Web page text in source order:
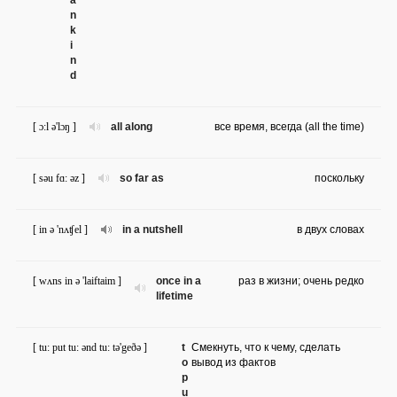
n
k
i
n
d
all along
[ ɔ:l ə'lɔŋ ] все время, всегда (all the time)
so far as
[ səu fɑ: əz ] поскольку
in a nutshell
[ in ə 'nʌʧel ] в двух словах
once in a
lifetime
[ wʌns in ə 'laiftaim ] раз в жизни; очень редко
t
o
p
u
[ tu: put tu: ənd tu: tə'geðə ]
Смекнуть, что к чему, сделать
вывод из фактов